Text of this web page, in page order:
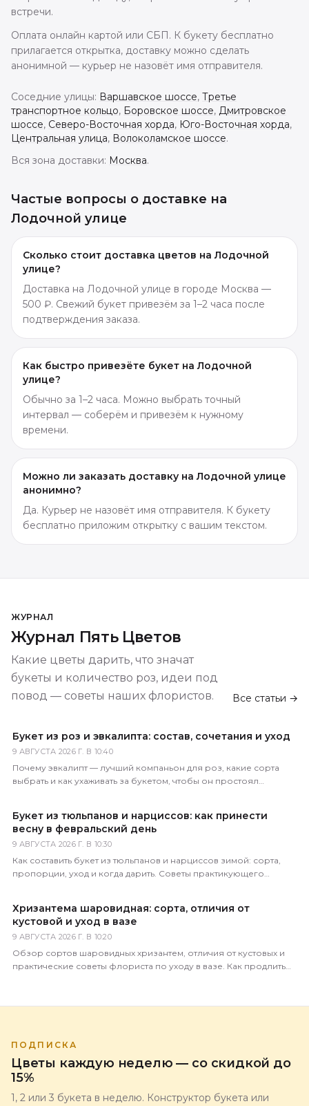
встречи.
Оплата онлайн картой или СБП. К букету бесплатно
прилагается открытка, доставку можно сделать
анонимной — курьер не назовёт имя отправителя.
Соседние улицы: Варшавское шоссе, Третье
транспортное кольцо, Боровское шоссе, Дмитровское
шоссе, Северо-Восточная хорда, Юго-Восточная хорда,
Центральная улица, Волоколамское шоссе.
Вся зона доставки: Москва.
Частые вопросы о доставке на
Лодочной улице
Сколько стоит доставка цветов на Лодочной
улице?
Доставка на Лодочной улице в городе Москва —
500 ₽. Свежий букет привезём за 1–2 часа после
подтверждения заказа.
Как быстро привезёте букет на Лодочной
улице?
Обычно за 1–2 часа. Можно выбрать точный
интервал — соберём и привезём к нужному
времени.
Можно ли заказать доставку на Лодочной улице
анонимно?
Да. Курьер не назовёт имя отправителя. К букету
бесплатно приложим открытку с вашим текстом.
ЖУРНАЛ
Журнал Пять Цветов
Какие цветы дарить, что значат
букеты и количество роз, идеи под
повод — советы наших флористов.
Все статьи →
Букет из роз и эвкалипта: состав, сочетания и уход
9 АВГУСТА 2026 Г. В 10:40
Почему эвкалипт — лучший компаньон для роз, какие сорта
выбрать и как ухаживать за букетом, чтобы он простоял
Букет из тюльпанов и нарциссов: как принести
весну в февральский день
9 АВГУСТА 2026 Г. В 10:30
Как составить букет из тюльпанов и нарциссов зимой: сорта,
пропорции, уход и когда дарить. Советы практикующего
Хризантема шаровидная: сорта, отличия от
кустовой и уход в вазе
9 АВГУСТА 2026 Г. В 10:20
Обзор сортов шаровидных хризантем, отличия от кустовых и
практические советы флориста по уходу в вазе. Как продлить
ПОДПИСКА
Цветы каждую неделю — со скидкой до
15%
1, 2 или 3 букета в неделю. Конструктор букета или